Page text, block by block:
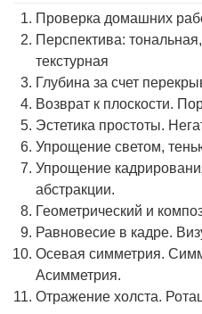
Проверка домашних
Перспектива:
текстурная
Глубина за счет
Возврат к плоскости.
Эстетика простоты.
Упрощение светом,
Упрощение
абстракции.
Геометрический и
Равновесие в кадре.
Осевая симметрия.
Асимметрия.
Отражение холста.